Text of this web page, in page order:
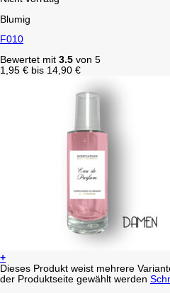
Blumig
F010
Bewertet mit 3.5 von 5
1,95 € bis 14,90 €
+
Dieses Produkt weist mehrere
der Produktseite gewählt werden